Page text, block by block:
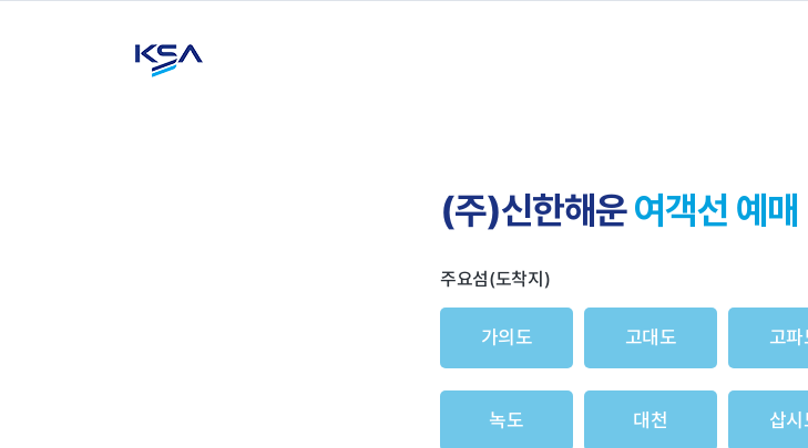
(주)신한해운여객선 예매
주요섬(도착지)
가의도 고대도 고파
녹도 대천 삽시